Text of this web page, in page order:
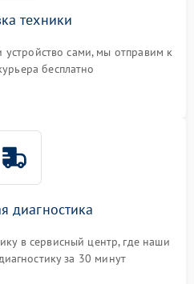
техники
сами, мы отправим к
бесплатно
диагностика
в сервисный центр, где наши
за 30 минут